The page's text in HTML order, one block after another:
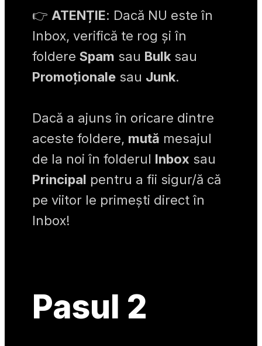
👉 ATENȚIE: Dacă NU este în
Inbox, verifică te rog și în
foldere Spam sau Bulk
Promoționale sau Junk.
Dacă a ajuns în oricare dintre
aceste foldere, mută mesajul
de la noi în folderul Inbox
Principal pentru a fii sigur/ă că
pe viitor le primești direct în
Inbox!
Pasul 2